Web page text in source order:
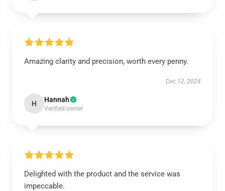
Amazing clarity and precision, worth every penny.
Dec 12, 2024
H Hannah
Verified owner
Delighted with the product and the service was
impeccable.